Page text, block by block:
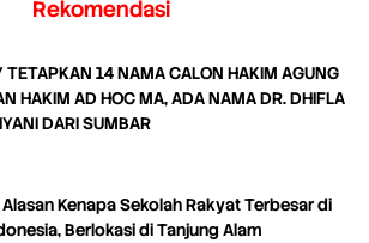
Rekomendasi
TETAPKAN 14 NAMA CALON HAKIM AGUNG
HAKIM AD HOC MA, ADA NAMA DR. DHIFLA
DARI SUMBAR
Alasan Kenapa Sekolah Rakyat Terbesar di
Berlokasi di Tanjung Alam